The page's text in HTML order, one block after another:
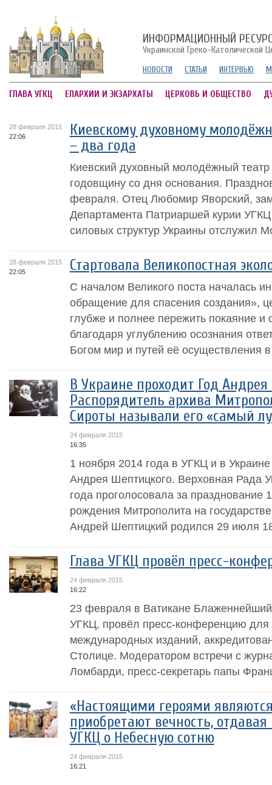
ИНФОРМАЦИОННЫЙ
Украинской Греко-Католической
НОВОСТИ СТАТЬИ ИНТЕРВЬЮ
ГЛАВА УГКЦ ЕПАРХИИ И ЭКЗАРХАТЫ ЦЕРКОВЬ И ОБЩЕСТВО
28 февраля 2015
22:06
Киевскому духовному
– два года
Киевский духовный молодёжный
годовщину со дня основания.
февраля. Отец Любомир Яворский,
Департамента Патриаршей курии
силовых структур Украины отслужил
28 февраля 2015
22:05
Стартовала Великопостная
С началом Великого поста началась
обращение для спасения создания»,
глубже и полнее пережить покаяние и
благодаря углублению осознания
Богом мир и путей её осуществления
В Украине проходит Год
Распорядитель архива
Сироты называли его «самый
24 февраля 2015
16:35
1 ноября 2014 года в УГКЦ и в
Андрея Шептицкого. Верховная Рада
года проголосовала за празднование
рождения Митрополита на
Андрей Шептицкий родился 29 июля
Глава УГКЦ провёл пресс-
24 февраля 2015
16:22
23 февраля в Ватикане
УГКЦ, провёл пресс-конференцию для
международных изданий,
Столице. Модератором встречи с
Ломбарди, пресс-секретарь папы
«Настоящими героями
приобретают вечность,
УГКЦ о Небесную сотню
24 февраля 2015
16:21